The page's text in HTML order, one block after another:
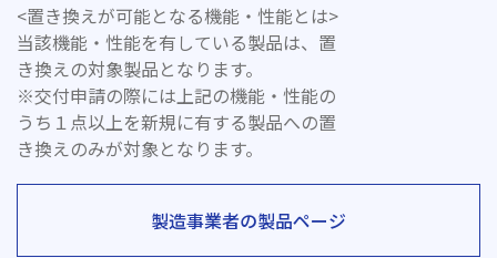
<置き換えが可能となる機能・性能とは>
当該機能・性能を有している製品は、置
き換えの対象製品となります。
※交付申請の際には上記の機能・性能の
うち１点以上を新規に有する製品への置
き換えのみが対象となります。
製造事業者の製品ページ